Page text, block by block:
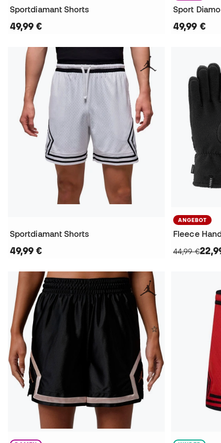
Sportdiamant Shorts
49,99 €
Sport
49,99 €
Sportdiamant Shorts
49,99 €
ANGEBOT
Fleece
44,99 €